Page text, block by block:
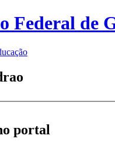
Federal de
portal